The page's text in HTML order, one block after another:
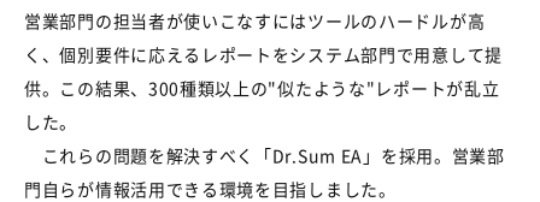
営業部門の担当者が使いこなすにはツールのハードルが高
く、個別要件に応えるレポートをシステム部門で用意して提
供。この結果、300種類以上の"似たような"レポートが乱立
した。
これらの問題を解決すべく「Dr.Sum EA」を採用。営業部
門自らが情報活用できる環境を目指しました。